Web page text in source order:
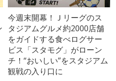
今週末開幕！Ｊリーグのス
タジアムグルメ約2000店舗
をガイドする食べログサー
ビス「スタモグ」がローン
チ！“おいしい”をスタジアム
観戦の入り口に